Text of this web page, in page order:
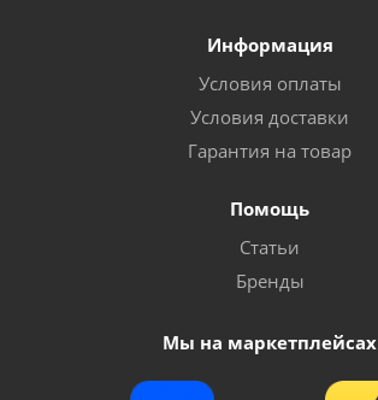
Информация
Условия оплаты
Условия доставки
Гарантия на товар
Помощь
Статьи
Бренды
Мы на маркетплейсах